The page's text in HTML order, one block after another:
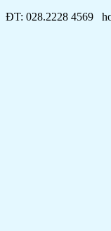
ĐT: 028.2228 4569